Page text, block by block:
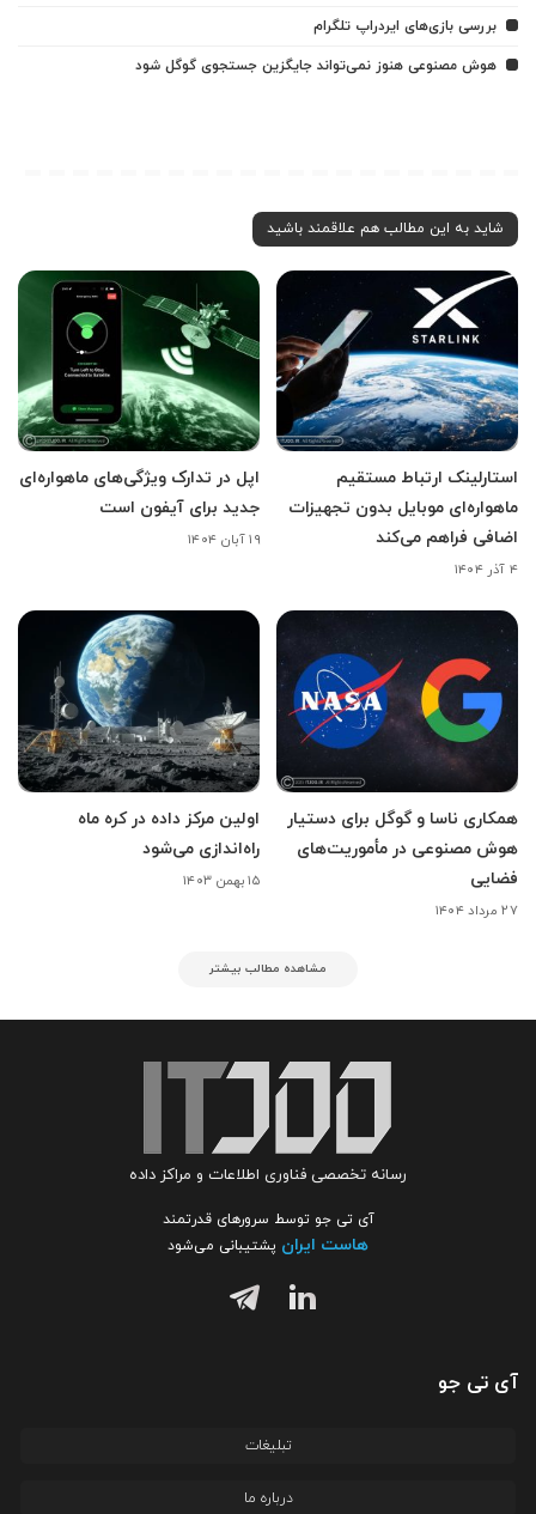
بررسی بازی‌های ایردراپ تلگرام
هوش مصنوعی هنوز نمی‌تواند جایگزین جستجوی گوگل شود
شاید به این مطالب هم علاقمند باشید
استارلینک ارتباط مستقیم
ماهواره‌ای موبایل بدون تجهیزات
اضافی فراهم می‌کند
۴ آذر ۱۴۰۴
اپل در تدارک ویژگی‌های ماهواره‌ای
جدید برای آیفون است
۱۹ آبان ۱۴۰۴
همکاری ناسا و گوگل برای دستیار
هوش مصنوعی در مأموریت‌های
فضایی
۲۷ مرداد ۱۴۰۴
اولین مرکز داده در کره ماه
راه‌اندازی می‌شود
۱۵ بهمن ۱۴۰۳
مشاهده مطالب بیشتر
رسانه تخصصی فناوری اطلاعات و مراکز داده
آی تی جو توسط سرورهای قدرتمند
هاست ایران پشتیبانی می‌شود
آی تی جو
تبلیغات
درباره ما